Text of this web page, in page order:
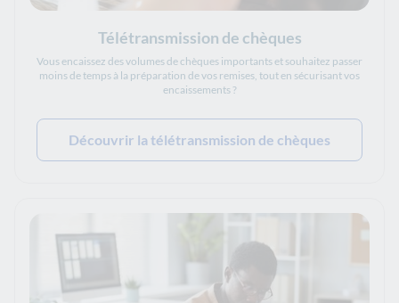
Télétransmission de chèques
Vous encaissez des volumes de chèques importants et souhaitez passer
moins de temps à la préparation de vos remises, tout en sécurisant vos
encaissements ?
Découvrir la télétransmission de chèques